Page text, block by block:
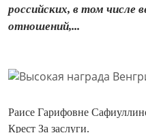
российских, в том числе
отношений,...
Раисе Гарифовне
Крест За заслуги.